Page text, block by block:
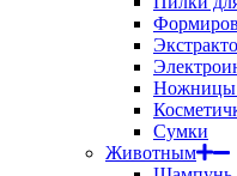
Ножницы
Сумки
Животным